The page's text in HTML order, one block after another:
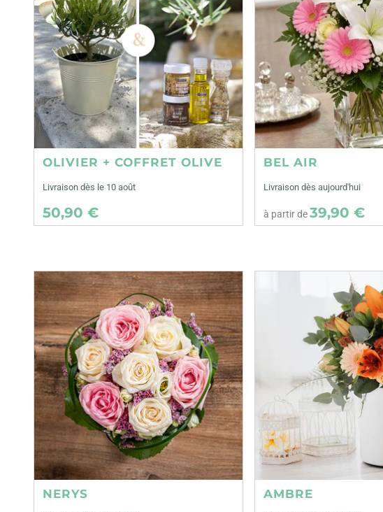
OLIVIER + COFFRET OLIVE
Livraison dès le 10 août
50,90 €
BEL AIR
Livraison dès aujourd'hui
à partir de39,90 €
NERYS AMBRE